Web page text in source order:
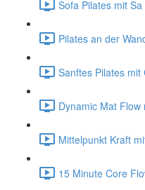
Sofa Pilates mit
Pilates an der
Sanftes Pilates mit
Dynamic Mat Flow
Mittelpunkt Kraft
15 Minute Core